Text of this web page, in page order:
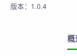
版本：1.0.4
概